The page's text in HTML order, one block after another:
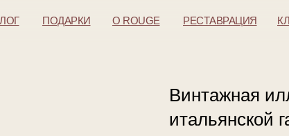
ПОДАРКИ O ROUGE РЕСТАВРАЦИЯ
Винтажная
итальянской